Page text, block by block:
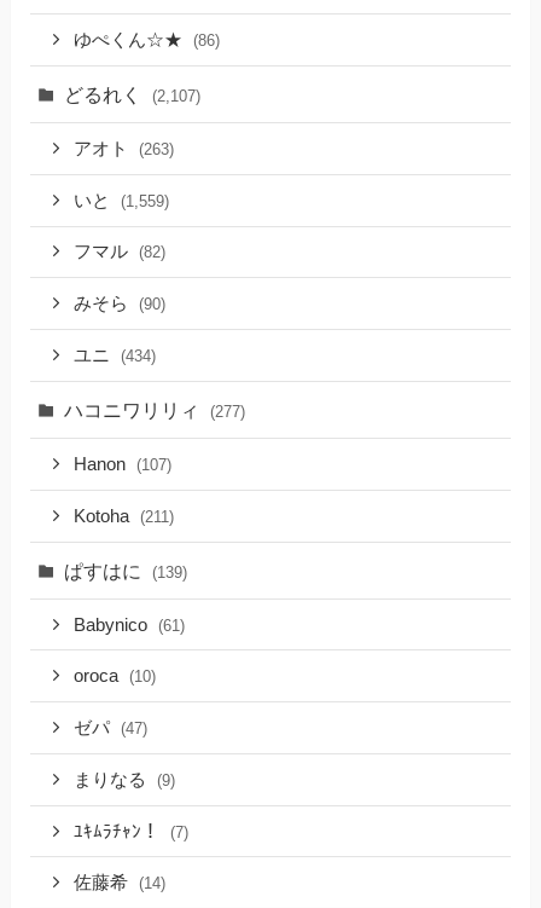
ゆぺくん☆★ (86)
どるれく (2,107)
アオト (263)
いと (1,559)
フマル (82)
みそら (90)
ユニ (434)
ハコニワリリィ (277)
Hanon (107)
Kotoha (211)
ぱすはに (139)
Babynico (61)
oroca (10)
ゼパ (47)
まりなる (9)
ﾕｷﾑﾗﾁｬﾝ！ (7)
佐藤希 (14)